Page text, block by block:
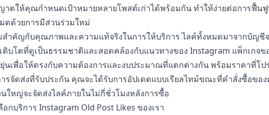
าตให้คุณกำหนดเป้าหมายหลายโพสต์เก่าได้พร้อมกัน ทำให้ง่ายต่อการฟื้น
ดด้วยการมีส่วนร่วมใหม่
สำคัญกับคุณภาพและความแท้จริงในการให้บริการ ไลค์ทั้งหมดมาจากบัญชีจ
ติบโตที่ดูเป็นธรรมชาติและสอดคล้องกับแนวทางของ Instagram แพ็กเกจข
นเพื่อให้ตรงกับความต้องการและงบประมาณที่แตกต่างกัน พร้อมราคาที่โป
ารจัดส่งที่รับประกัน คุณจะได้รับการอัปเดตแบบเรียลไทม์ขณะที่คำสั่งซื้อขอ
ใหญ่จะจัดส่งไลค์ภายในไม่กี่ชั่วโมงหลังการซื้อ
อกบริการ Instagram Old Post Likes ของเรา